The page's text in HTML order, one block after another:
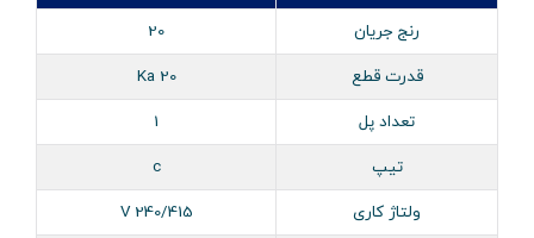
رنج جریان
20
قدرت قطع
20 Ka
تعداد پل
1
تیپ
c
ولتاژ کاری
240/415 V